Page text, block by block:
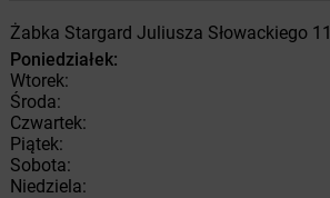
Żabka Stargard Juliusza Słowackiego 11
Poniedziałek:
Wtorek:
Środa:
Czwartek:
Piątek:
Sobota:
Niedziela: